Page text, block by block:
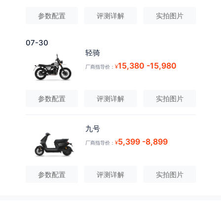
参数配置 评测详解 实拍图片
07-30
轻骑
厂商指导价： ¥15,380 -15,980
参数配置 评测详解 实拍图片
九号
厂商指导价： ¥5,399 -8,899
参数配置 评测详解 实拍图片